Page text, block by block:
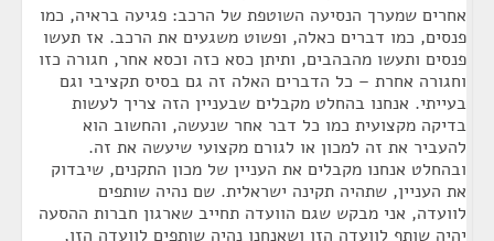
אחרים שמערך הנסיעה השוטפת של הרכב: פגיעה בראיה, כמו
פנסים, כמו דברים כאלה, ופשוט משגעים את הרכב. אז תעשו
פנסים ותעשו מהבהבים, ותיתן כסא כזה וכסא אחר, חגורה כזו
וחגורה אחרת – כל הדברים האלה זה גם בסיס תקציבי וגם
בעייתי. אנחנו בהחלט מקבלים שבעניין הזה צריך לעשות
בדיקה מקצועית כמו כל דבר אחר שנעשה, והחשוב הוא
להעביר את זה למכון או לגורם מקצועי שיעשה את זה.
ובהחלט אנחנו מקבלים את העניין של מכון התקנים, שיבדוק
את העניין, שתהיה תקינה ישראלית. שם נהיה שותפים
לוועדה, אני מבקש שגם הוועדה תחייב שארגון חברות ההסעה
יהיה שותף לוועדה הזו ושאנחנו נהיה שותפים לוועדה הזו,